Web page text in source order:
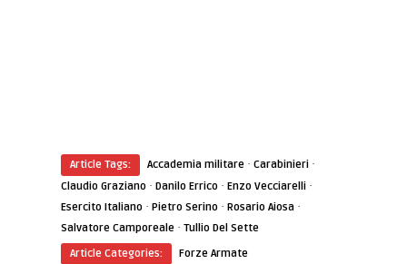
Article Tags: Accademia militare ·Carabinieri ·
Claudio Graziano ·Danilo Errico ·Enzo Vecciarelli ·
Esercito Italiano ·Pietro Serino ·Rosario Aiosa ·
Salvatore Camporeale ·Tullio Del Sette
Article Categories:
Forze Armate